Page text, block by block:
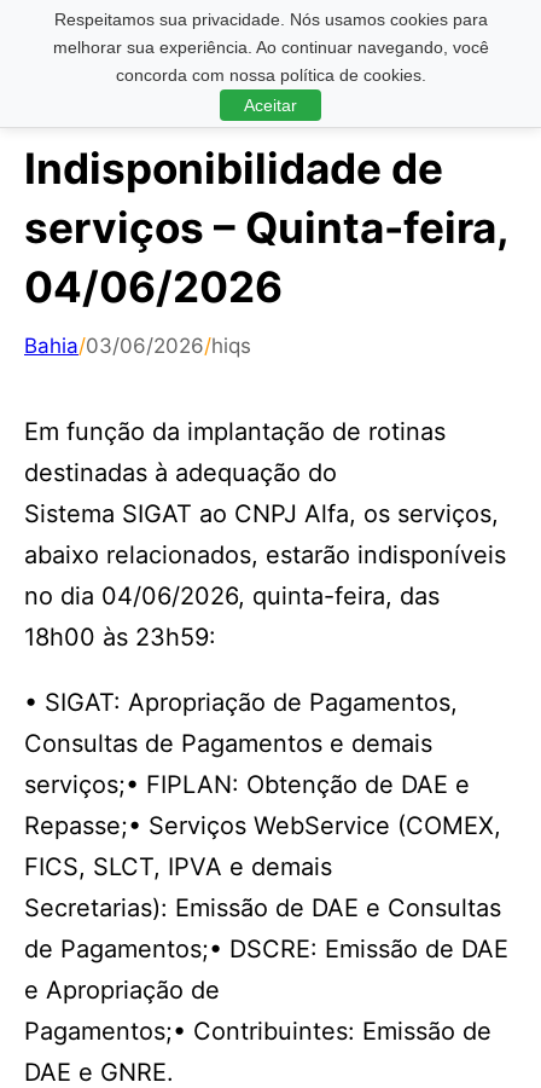
Respeitamos sua privacidade. Nós usamos cookies para
melhorar sua experiência. Ao continuar navegando, você
concorda com nossa política de cookies.
Aceitar
Pesquisar ...
Indisponibilidade de
serviços – Quinta-feira,
04/06/2026
Bahia/03/06/2026/hiqs
Em função da implantação de rotinas
destinadas à adequação do
Sistema SIGAT ao CNPJ Alfa, os serviços,
abaixo relacionados, estarão indisponíveis
no dia 04/06/2026, quinta-feira, das
18h00 às 23h59:
• SIGAT: Apropriação de Pagamentos,
Consultas de Pagamentos e demais
serviços;• FIPLAN: Obtenção de DAE e
Repasse;• Serviços WebService (COMEX,
FICS, SLCT, IPVA e demais
Secretarias): Emissão de DAE e Consultas
de Pagamentos;• DSCRE: Emissão de DAE
e Apropriação de
Pagamentos;• Contribuintes: Emissão de
DAE e GNRE.